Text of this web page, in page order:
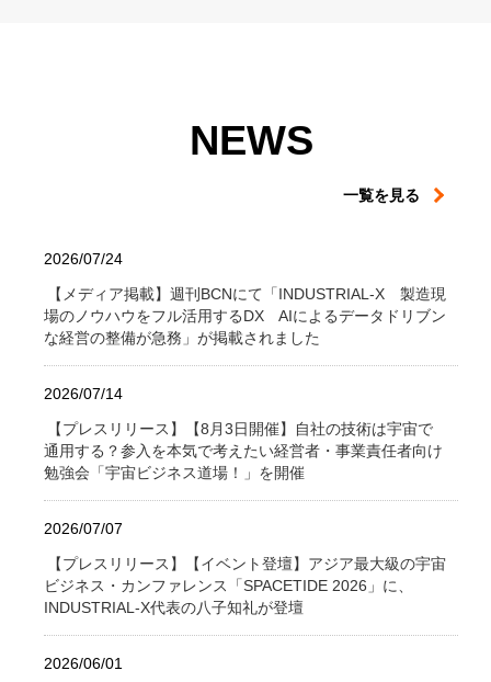
NEWS
一覧を見る
2026/07/24
【メディア掲載】週刊BCNにて「INDUSTRIAL-X 製造現
場のノウハウをフル活用するDX AIによるデータドリブン
な経営の整備が急務」が掲載されました
2026/07/14
【プレスリリース】【8月3日開催】自社の技術は宇宙で
通用する？参入を本気で考えたい経営者・事業責任者向け
勉強会「宇宙ビジネス道場！」を開催
2026/07/07
【プレスリリース】【イベント登壇】アジア最大級の宇宙
ビジネス・カンファレンス「SPACETIDE 2026」に、
INDUSTRIAL-X代表の八子知礼が登壇
2026/06/01